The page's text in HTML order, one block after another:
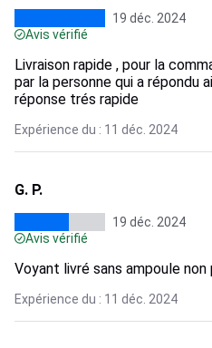
19 déc. 2024
Avis vérifié
Livraison rapide , pour la
par la personne qui a répondu
réponse trés rapide
Expérience du : 11 déc. 2024
G. P.
19 déc. 2024
Avis vérifié
Voyant livré sans ampoule
Expérience du : 11 déc. 2024